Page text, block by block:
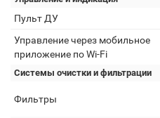
Пульт ДУ
Управление через мобильное
приложение по Wi-Fi
Системы очистки и фильтрации
Фильтры